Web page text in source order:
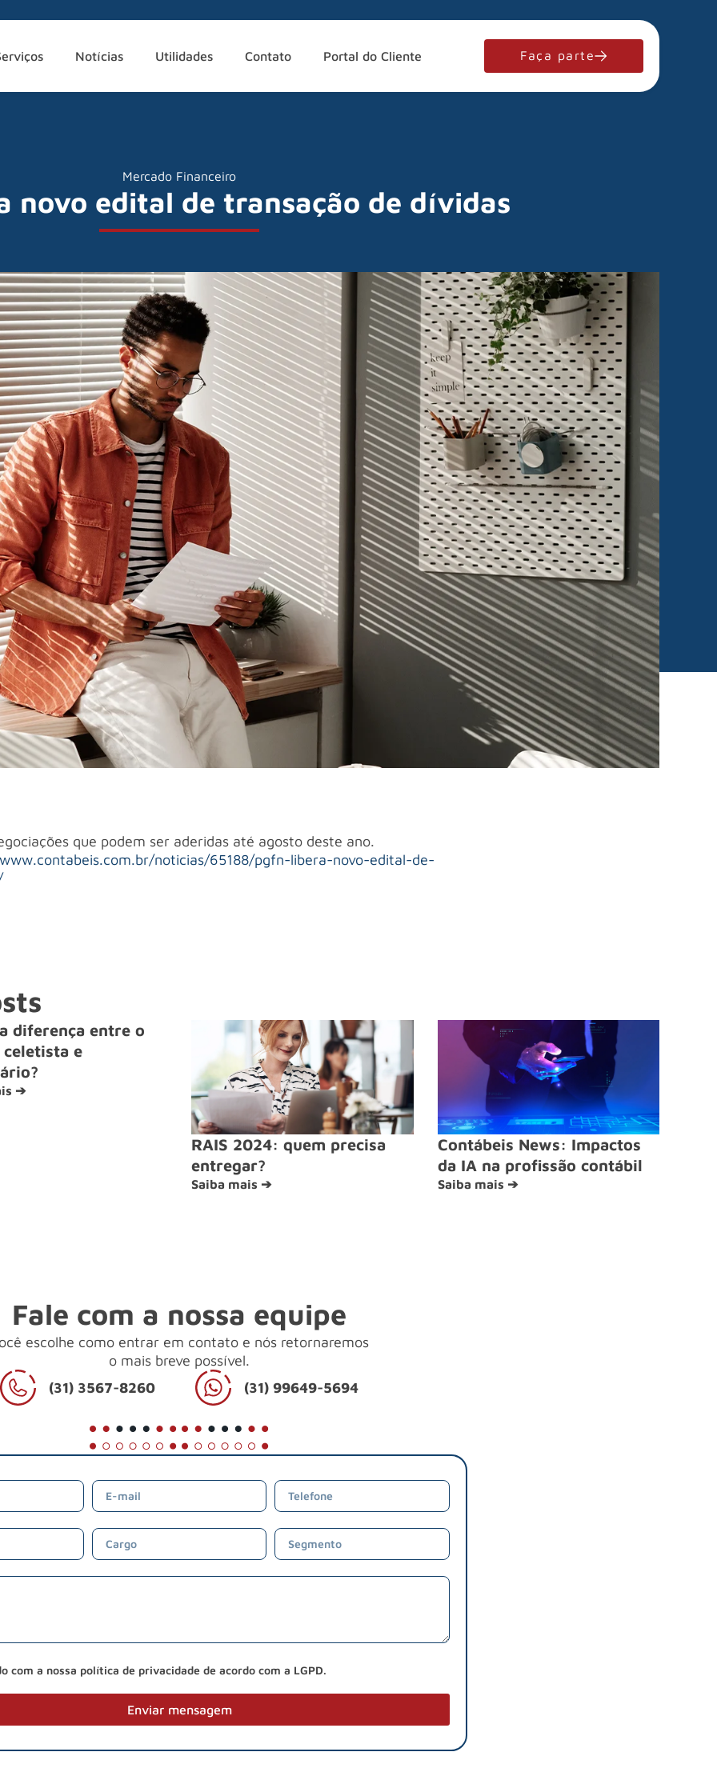
Notícias Utilidades Contato Portal do Cliente Faça parte
Mercado Financeiro
novo edital de transação de dívidas
que podem ser aderidas até agosto deste ano.
noticias/65188/pgfn-libera-novo-edital-de-
diferença entre o
e
➔
RAIS 2024: quem precisa
entregar?
Saiba mais ➔
Contábeis News: Impactos
da IA na profissão contábil
Saiba mais ➔
Fale com a nossa equipe
escolhe como entrar em contato e nós retornaremos
o mais breve possível.
(31) 3567-8260
(31) 99649-5694
com a nossa política de privacidade de acordo com a LGPD.
Enviar mensagem